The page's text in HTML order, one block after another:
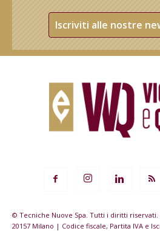
Iscriviti alle nostre
© Tecniche Nuove Spa. Tutti i diritti riservati.
20157 Milano | Codice fiscale, Partita IVA e